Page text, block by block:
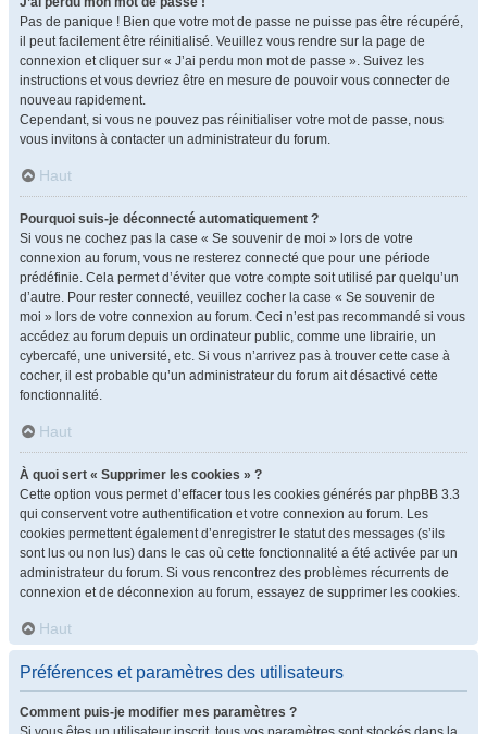
Pas de panique ! Bien que votre mot de passe ne puisse pas être récupéré,
il peut facilement être réinitialisé. Veuillez vous rendre sur la page de
connexion et cliquer sur « J’ai perdu mon mot de passe ». Suivez les
instructions et vous devriez être en mesure de pouvoir vous connecter de
nouveau rapidement.
Cependant, si vous ne pouvez pas réinitialiser votre mot de passe, nous
vous invitons à contacter un administrateur du forum.
Haut
Pourquoi suis-je déconnecté automatiquement ?
Si vous ne cochez pas la case « Se souvenir de moi » lors de votre
connexion au forum, vous ne resterez connecté que pour une période
prédéfinie. Cela permet d’éviter que votre compte soit utilisé par quelqu’un
d’autre. Pour rester connecté, veuillez cocher la case « Se souvenir de
moi » lors de votre connexion au forum. Ceci n’est pas recommandé si vous
accédez au forum depuis un ordinateur public, comme une librairie, un
cybercafé, une université, etc. Si vous n’arrivez pas à trouver cette case à
cocher, il est probable qu’un administrateur du forum ait désactivé cette
fonctionnalité.
Haut
À quoi sert « Supprimer les cookies » ?
Cette option vous permet d’effacer tous les cookies générés par phpBB 3.3
qui conservent votre authentification et votre connexion au forum. Les
cookies permettent également d’enregistrer le statut des messages (s’ils
sont lus ou non lus) dans le cas où cette fonctionnalité a été activée par un
administrateur du forum. Si vous rencontrez des problèmes récurrents de
connexion et de déconnexion au forum, essayez de supprimer les cookies.
Haut
Préférences et paramètres des utilisateurs
Comment puis-je modifier mes paramètres ?